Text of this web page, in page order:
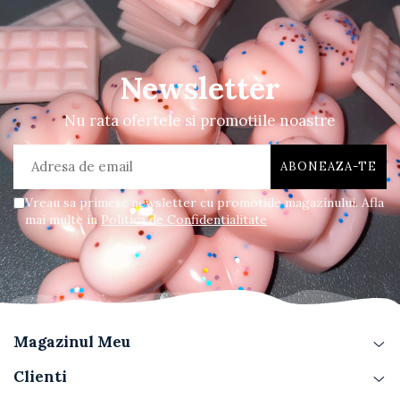
Newsletter
Nu rata ofertele si promotiile noastre
Vreau sa primesc newsletter cu promotiile magazinului. Afla
mai multe inPolitica de Confidentialitate
Magazinul Meu
Clienti